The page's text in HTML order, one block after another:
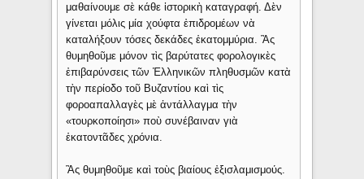
μαθαίνουμε σὲ κάθε ἱστορικὴ καταγραφή. Δὲν
γίνεται μόλις μία χούφτα ἐπιδρομέων νὰ
καταλήξουν τόσες δεκάδες ἑκατομμύρια. Ἂς
θυμηθοῦμε μόνον τὶς βαρύτατες φορολογικὲς
ἐπιβαρύνσεις τῶν Ἑλληνικῶν πληθυσμῶν κατὰ
τὴν περίοδο τοῦ Βυζαντίου καὶ τὶς
φοροαπαλλαγὲς μὲ ἀντάλλαγμα τὴν
«τουρκοποίησι» ποὺ συνέβαιναν γιὰ
ἑκατοντᾶδες χρόνια.
Ἂς θυμηθοῦμε καὶ τοὺς βιαίους ἐξισλαμισμούς.